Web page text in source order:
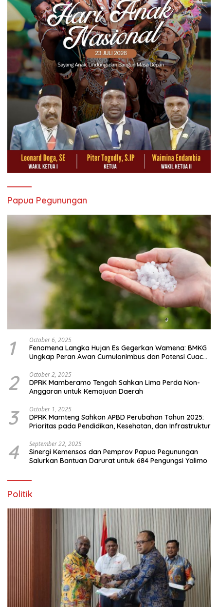
Papua Pegunungan
1 October 6, 2025
Fenomena Langka Hujan Es Gegerkan Wamena: BMKG
Ungkap Peran Awan Cumulonimbus dan Potensi Cuaca
2 October 2, 2025
DPRK Mamberamo Tengah Sahkan Lima Perda Non-
Anggaran untuk Kemajuan Daerah
3 October 1, 2025
DPRK Mamteng Sahkan APBD Perubahan Tahun 2025:
Prioritas pada Pendidikan, Kesehatan, dan Infrastruktur
4 September 22, 2025
Sinergi Kemensos dan Pemprov Papua Pegunungan
Salurkan Bantuan Darurat untuk 684 Pengungsi Yalimo
Politik